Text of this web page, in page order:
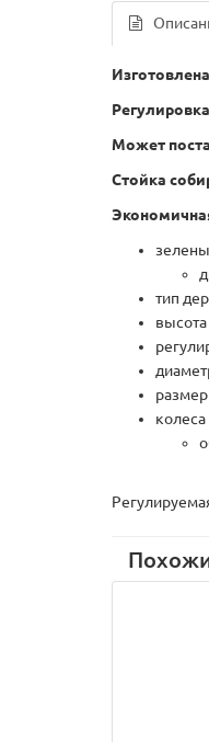
Может
Стойка
тип